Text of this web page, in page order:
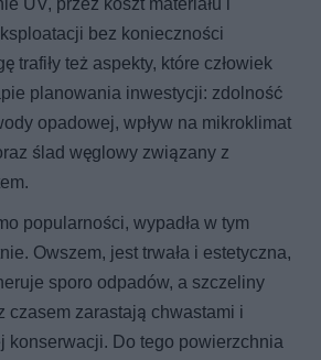
bez konieczności
trafiły też aspekty, które człowiek
planowania inwestycji: zdolność
opadowej, wpływ na mikroklimat
ślad węglowy związany z
popularności, wypadła w tym
Owszem, jest trwała i estetyczna,
sporo odpadów, a szczeliny
czasem zarastają chwastami i
konserwacji. Do tego powierzchnia